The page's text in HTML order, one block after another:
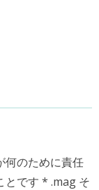
何のために責任
とです * .mag そ